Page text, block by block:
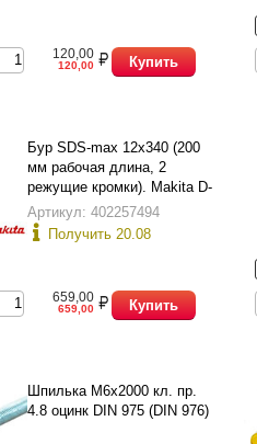
120,00
120,00 Купить
Бур SDS-max 12х340 (200
мм рабочая длина, 2
режущие кромки). Makita D-
33875.
Артикул: 402257494
Получить 20.08
659,00
659,00 Купить
Шпилька М6х2000 кл. пр.
4.8 оцинк DIN 975 (DIN 976)